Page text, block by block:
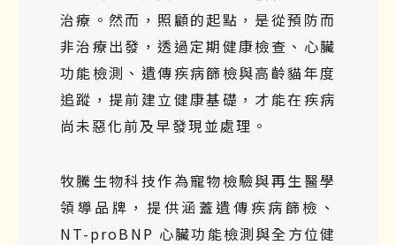
治療。然而，照顧的起點，是從預防而
非治療出發，透過定期健康檢查、心臟
功能檢測、遺傳疾病篩檢與高齡貓年度
追蹤，提前建立健康基礎，才能在疾病
尚未惡化前及早發現並處理。
牧騰生物科技作為寵物檢驗與再生醫學
領導品牌，提供涵蓋遺傳疾病篩檢、
NT-proBNP 心臟功能檢測與全方位健